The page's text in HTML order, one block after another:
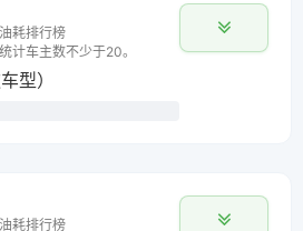
耗排行榜
计车主数不少于20。
型）
耗排行榜